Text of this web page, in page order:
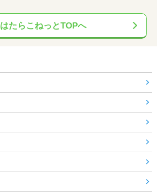
はたらこねっとTOPへ